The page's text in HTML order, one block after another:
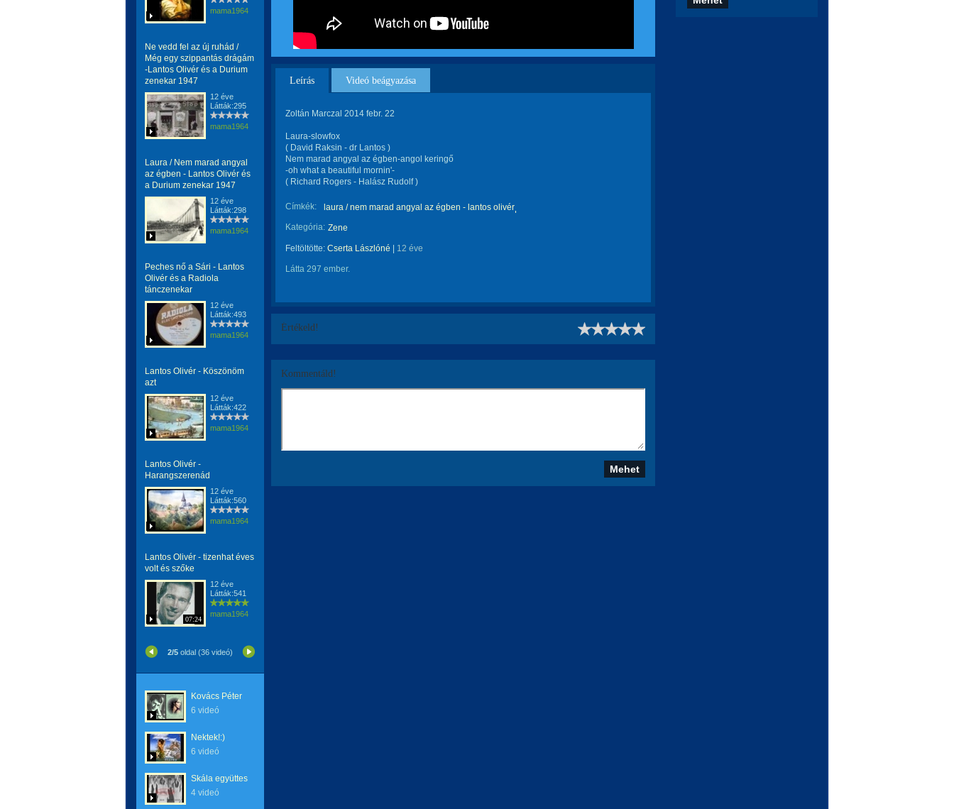
mama1964
Ne vedd fel az új ruhád /
Még egy szippantás drágám
-Lantos Olivér és a Durium
zenekar 1947
12 éve
Látták:295
mama1964
Laura / Nem marad angyal
az égben - Lantos Olivér és
a Durium zenekar 1947
12 éve
Látták:298
mama1964
Peches nő a Sári - Lantos
Olivér és a Radiola
tánczenekar
12 éve
Látták:493
mama1964
Lantos Olivér - Köszönöm
azt
12 éve
Látták:422
mama1964
Lantos Olivér -
Harangszerenád
12 éve
Látták:560
mama1964
Lantos Olivér - tizenhat éves
volt és szőke
07:24
12 éve
Látták:541
mama1964
2/5 oldal (36 videó)
Kovács Péter
6 videó
Nektek!:)
6 videó
Skála együttes
4 videó
Leírás Videó beágyazása
Zoltán Marczal 2014 febr. 22
Laura-slowfox
( David Raksin - dr Lantos )
Nem marad angyal az égben-angol keringő
-oh what a beautiful mornin'-
( Richard Rogers - Halász Rudolf )
Címkék:
laura / nem marad angyal az égben - lantos olivér
Kategória: Zene
Feltöltötte: Cserta Lászlóné 12 éve
Látta 297 ember.
Értékeld!
Kommentáld!